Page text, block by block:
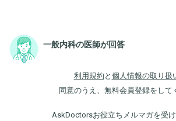
一般内科の医師が回答
利用規約 と 個人情報の取り扱
同意のうえ、無料会員登録をして
AskDoctorsお役立ちメルマガを受